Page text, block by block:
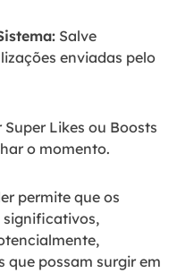
Salve
enviadas pelo
Likes ou Boosts
o momento.
permite que os
significativos,
que possam surgir em